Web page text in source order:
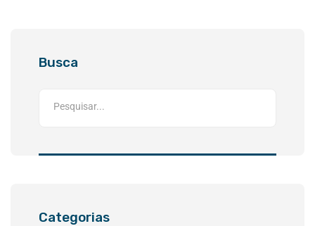
Busca
Categorias